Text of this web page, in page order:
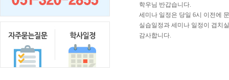
학우님 반갑습니다.
세미나 일정은 당일 6시 이전에
실습일정과 세미나 일정이 겹치
감사합니다.